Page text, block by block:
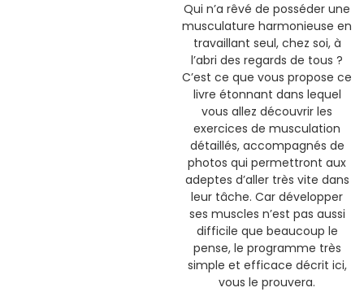
Qui n’a rêvé de posséder une
musculature harmonieuse en
travaillant seul, chez soi, à
l’abri des regards de tous ?
C’est ce que vous propose ce
livre étonnant dans lequel
vous allez découvrir les
exercices de musculation
détaillés, accompagnés de
photos qui permettront aux
adeptes d’aller très vite dans
leur tâche. Car développer
ses muscles n’est pas aussi
difficile que beaucoup le
pense, le programme très
simple et efficace décrit ici,
vous le prouvera.